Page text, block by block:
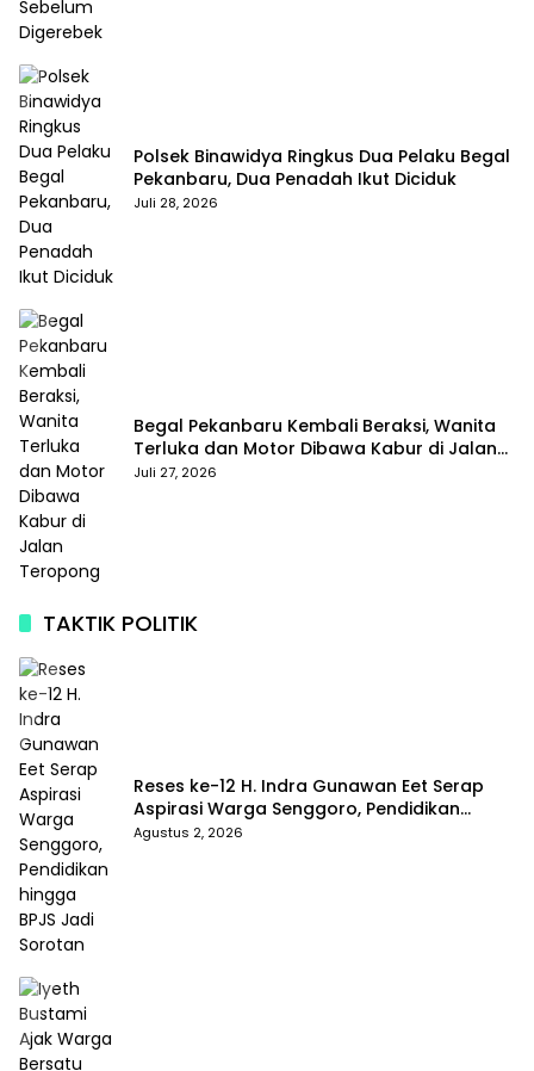
Polsek Binawidya Ringkus Dua Pelaku Begal
Pekanbaru, Dua Penadah Ikut Diciduk
Juli 28, 2026
Begal Pekanbaru Kembali Beraksi, Wanita
Terluka dan Motor Dibawa Kabur di Jalan
Teropong
Juli 27, 2026
TAKTIK POLITIK
Reses ke-12 H. Indra Gunawan Eet Serap
Aspirasi Warga Senggoro, Pendidikan
hingga BPJS Jadi Sorotan
Agustus 2, 2026